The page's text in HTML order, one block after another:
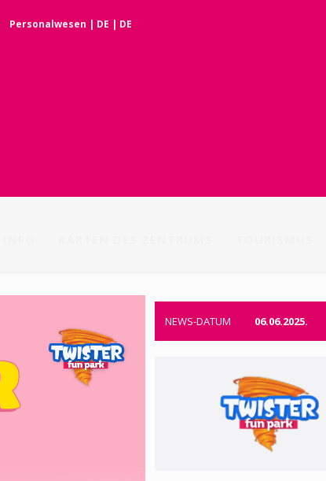
Personalwesen | DE | DE
NEWS-DATUM 06.06.2025.